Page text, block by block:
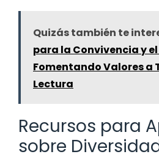
Quizás también te
para la Convivencia y
Fomentando Valores a
Lectura
Recursos para
sobre